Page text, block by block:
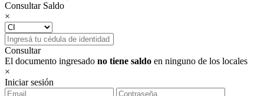
Consultar Saldo
×
Consultar
El documento ingresado no tiene saldo en ninguno de los locales
×
Iniciar sesión